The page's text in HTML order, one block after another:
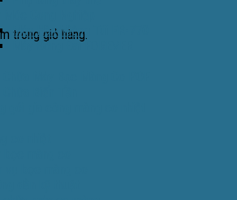
trong giỏ hàng.
Máy Hàn Miệng Túi FR-770
Máy Đóng Đai FOREVER